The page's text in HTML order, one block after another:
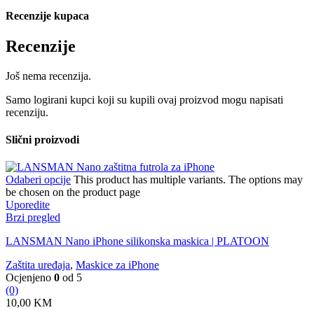
Recenzije kupaca
Recenzije
Još nema recenzija.
Samo logirani kupci koji su kupili ovaj proizvod mogu napisati
recenziju.
Slični proizvodi
Odaberi opcije This product has multiple variants. The options may
be chosen on the product page
Uporedite
Brzi pregled
LANSMAN Nano iPhone silikonska maskica | PLATOON
Zaštita uređaja, Maskice za iPhone
Ocjenjeno 0 od 5
(0)
10,00 KM